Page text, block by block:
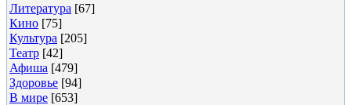
Литература [67]
Кино [75]
Культура [205]
Театр [42]
Афиша [479]
Здоровье [94]
В мире [653]